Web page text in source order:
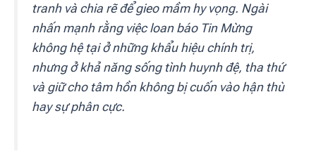
tranh và chia rẽ để gieo mầm hy vọng. Ngài
nhấn mạnh rằng việc loan báo Tin Mừng
không hệ tại ở những khẩu hiệu chính trị,
nhưng ở khả năng sống tình huynh đệ, tha thứ
và giữ cho tâm hồn không bị cuốn vào hận thù
hay sự phân cực.